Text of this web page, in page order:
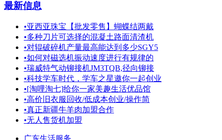
最新信息
•亚西亚珠宝【批发零售】蝴蝶结两戴
•多种刀片可选择的混凝土路面清渣机
•对辊破碎机产量最高能达到多少SGY5
•如何对磁选机振动速度进行有规律的
•瑞威特气动铆接机JM3TQB,径向铆接
•科技学车时代，学车之星邀你一起创业
•[淘哩淘七]给你一家美趣生活优品馆
•高价旧衣服回收/低成本创业/操作简
•真正新疆牛羊肉加盟合作
•无人售货机加盟
广东生活服务